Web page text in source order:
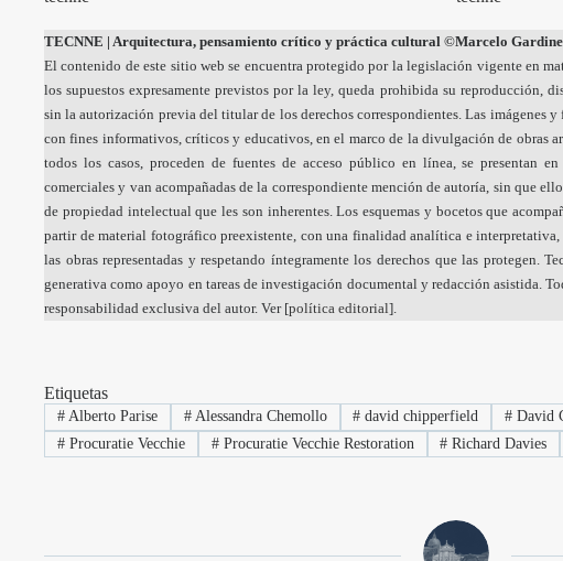
TECNNE | Arquitectura, pensamiento crítico y práctica cultural ©Marcelo
El contenido de este sitio web se encuentra protegido por la legislación vigente en
los supuestos expresamente previstos por la ley, queda prohibida su reproducción,
sin la autorización previa del titular de los derechos correspondientes. Las imágenes
con fines informativos, críticos y educativos, en el marco de la divulgación de obras
todos los casos, proceden de fuentes de acceso público en línea, se presentan
comerciales y van acompañadas de la correspondiente mención de autoría, sin que
de propiedad intelectual que les son inherentes. Los esquemas y bocetos que
partir de material fotográfico preexistente, con una finalidad analítica e
las obras representadas y respetando íntegramente los derechos que las protegen.
generativa como apoyo en tareas de investigación documental y redacción asistida.
responsabilidad exclusiva del autor. Ver [política editorial].
Etiquetas
#Alberto Parise #Alessandra Chemollo # david chipperfield # David
#Procuratie Vecchie #Procuratie Vecchie Restoration # Richard Davies